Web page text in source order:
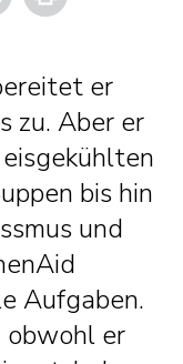
er
zu. Aber er
bis hin
und
Aufgaben.
obwohl er